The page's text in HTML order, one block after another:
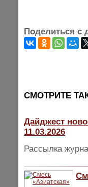
Поделиться с
CМОТРИТЕ
Дайджест
11.03.2026
Рассылка